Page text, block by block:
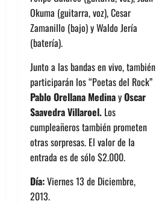
Okuma (guitarra, voz), Cesar
Zamanillo (bajo) y Waldo Jería
(batería).
Junto a las bandas en vivo, también
participarán los “Poetas del Rock”
Pablo Orellana MedinayOscar
Saavedra Villaroel. Los
cumpleañeros también prometen
otras sorpresas. El valor de la
entrada es de sólo $2.000.
Día:Viernes 13 de Diciembre,
2013.